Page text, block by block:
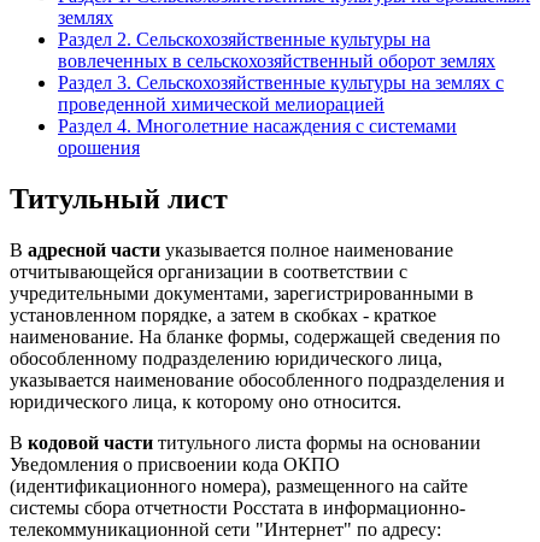
землях
Раздел 2. Сельскохозяйственные культуры на
вовлеченных в сельскохозяйственный оборот землях
Раздел 3. Сельскохозяйственные культуры на землях с
проведенной химической мелиорацией
Раздел 4. Многолетние насаждения с системами
орошения
Титульный лист
В адресной части указывается полное наименование
отчитывающейся организации в соответствии с
учредительными документами, зарегистрированными в
установленном порядке, а затем в скобках - краткое
наименование. На бланке формы, содержащей сведения по
обособленному подразделению юридического лица,
указывается наименование обособленного подразделения и
юридического лица, к которому оно относится.
В кодовой части титульного листа формы на основании
Уведомления о присвоении кода ОКПО
(идентификационного номера), размещенного на сайте
системы сбора отчетности Росстата в информационно-
телекоммуникационной сети "Интернет" по адресу: